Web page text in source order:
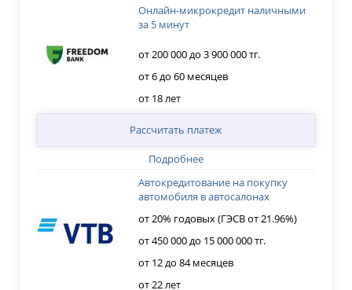
Онлайн-микрокредит наличными
за 5 минут
от 200 000 до 3 900 000 тг.
от 6 до 60 месяцев
от 18 лет
Подробнее
Рассчитать платеж
Автокредитование на покупку
автомобиля в автосалонах
от 20% годовых (ГЭСВ от 21.96%)
от 450 000 до 15 000 000 тг.
от 12 до 84 месяцев
от 22 лет